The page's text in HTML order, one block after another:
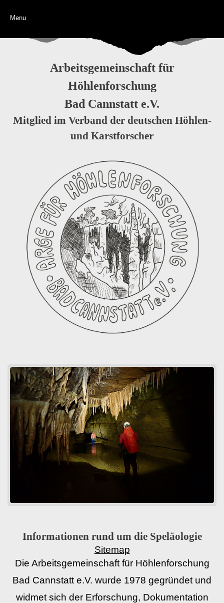
Menu
Arbeitsgemeinschaft für
Höhlenforschung
Bad Cannstatt e.V.
Mitglied im Verband der deutschen Höhlen-
und Karstforscher
Informationen rund um die Speläologie
Sitemap
Die Arbeitsgemeinschaft für Höhlenforschung
Bad Cannstatt e.V. wurde 1978 gegründet und
widmet sich der Erforschung, Dokumentation